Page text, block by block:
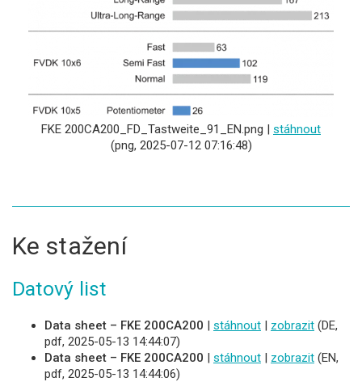
FKE 200CA200_FD_Tastweite_91_EN.png | stáhnout
(png, 2025-07-12 07:16:48)
Ke stažení
Datový list
Data sheet – FKE 200CA200 | stáhnout | zobrazit (DE,
pdf, 2025-05-13 14:44:07)
Data sheet – FKE 200CA200 | stáhnout | zobrazit (EN,
pdf, 2025-05-13 14:44:06)